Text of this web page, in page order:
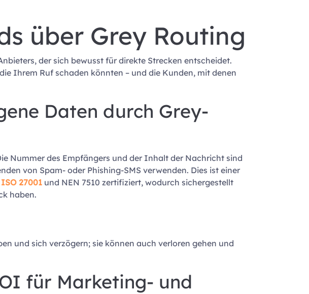
über Grey Routing
der sich bewusst für direkte Strecken entscheidet.
Ihrem Ruf schaden könnten – und die Kunden, mit denen
Daten durch Grey-
Nummer des Empfängers und der Inhalt der Nachricht sind
von Spam- oder Phishing-SMS verwenden. Dies ist einer
ISO 27001und NEN 7510 zertifiziert, wodurch sichergestellt
haben.
und sich verzögern; sie können auch verloren gehen und
für Marketing- und